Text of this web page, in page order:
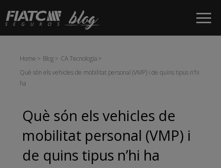
Salta al contingut principal
Home Blog
CA Tecnología
Què són els vehicles de mobilitat personal (VMP) i de quins tipus n’hi
ha
Què són els vehicles de
mobilitat personal (VMP) i
de quins tipus n’hi ha